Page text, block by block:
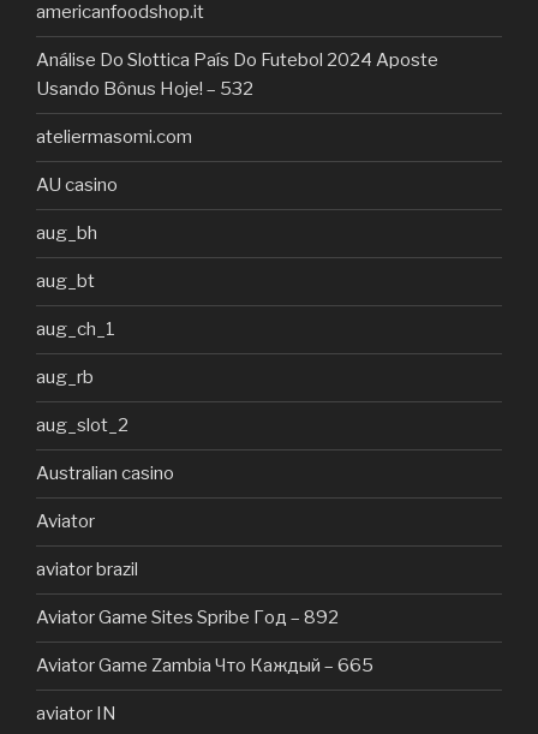
americanfoodshop.it
Análise Do Slottica País Do Futebol 2024 Aposte
Usando Bônus Hoje! – 532
ateliermasomi.com
AU casino
aug_bh
aug_bt
aug_ch_1
aug_rb
aug_slot_2
Australian casino
Aviator
aviator brazil
Aviator Game Sites Spribe Год – 892
Aviator Game Zambia Что Каждый – 665
aviator IN